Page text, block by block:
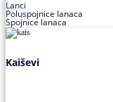
Lanci
Poluspojnice lanaca
Spojnice lanaca
Kaiševi